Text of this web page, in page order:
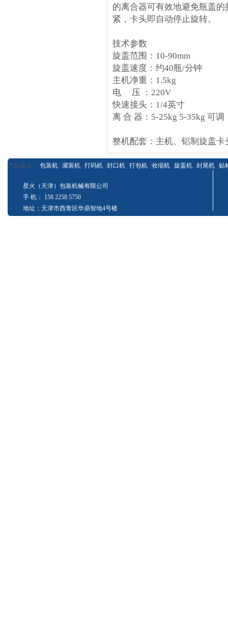
的离合器可有效地避免瓶盖
紧，卡头即自动停止旋转。
技术参数
旋盖范围：10-90mm
旋盖速度：约40瓶/分钟
主机净重：1.5kg
电 压 ：220V
快速接头：1/4英寸
离 合 器：5-25kg 5-35kg 可调
整机配套：主机、铝制旋盖卡
产品直达： 包装机 灌装机 打码机 封口机 打包机 收缩机 旋盖机 封尾机 贴
星火（天津）包装机械有限公司
手 机： 158 2258 5750
地址：天津市西青区华鼎智地4号楼